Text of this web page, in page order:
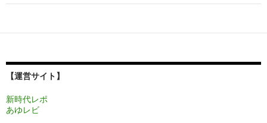
ゲ
ー
ョ
ン
【運営サイト】
新時代レポ
あゆレビ